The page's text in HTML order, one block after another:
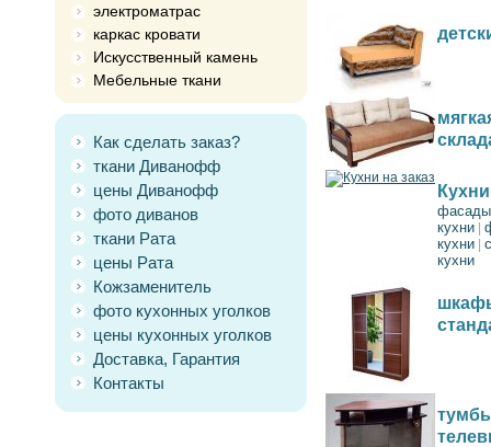
электроматрас
каркас кровати
Искусственный камень
Мебельные ткани
Как сделать заказ?
ткани Диванофф
цены Диванофф
фото диванов
ткани Рата
цены Рата
Кожзаменитель
фото кухонных уголков
цены кухонных уголков
Доставка, Гарантия
Контакты
фасады
кухни
кухни
кухни